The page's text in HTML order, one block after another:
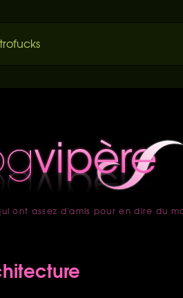
ont assez d'amis pour en dire du